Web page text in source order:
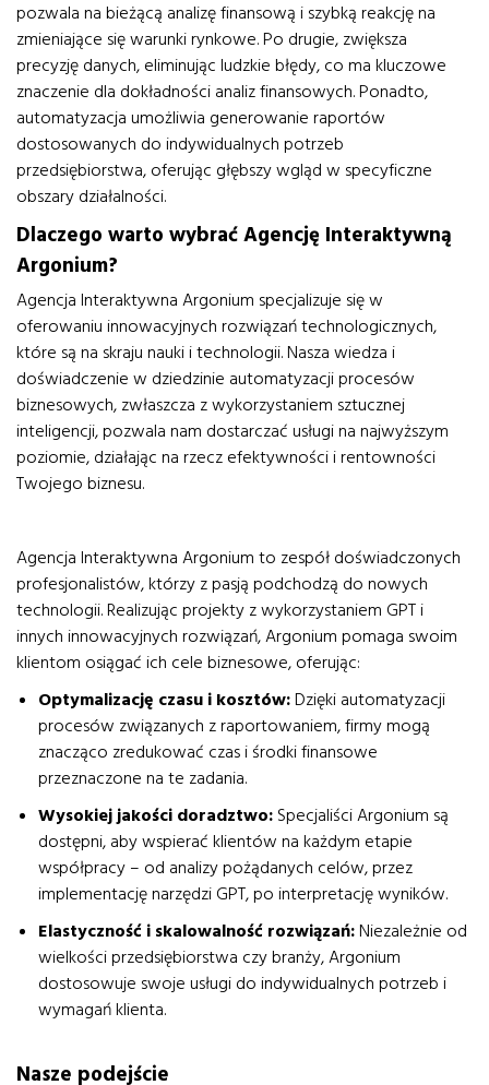
pozwala na bieżącą analizę finansową i szybką reakcję na
zmieniające się warunki rynkowe. Po drugie, zwiększa
precyzję danych, eliminując ludzkie błędy, co ma kluczowe
znaczenie dla dokładności analiz finansowych. Ponadto,
automatyzacja umożliwia generowanie raportów
dostosowanych do indywidualnych potrzeb
przedsiębiorstwa, oferując głębszy wgląd w specyficzne
obszary działalności.
Dlaczego warto wybrać Agencję Interaktywną
Argonium?
Agencja Interaktywna Argonium specjalizuje się w
oferowaniu innowacyjnych rozwiązań technologicznych,
które są na skraju nauki i technologii. Nasza wiedza i
doświadczenie w dziedzinie automatyzacji procesów
biznesowych, zwłaszcza z wykorzystaniem sztucznej
inteligencji, pozwala nam dostarczać usługi na najwyższym
poziomie, działając na rzecz efektywności i rentowności
Twojego biznesu.
Agencja Interaktywna Argonium to zespół doświadczonych
profesjonalistów, którzy z pasją podchodzą do nowych
technologii. Realizując projekty z wykorzystaniem GPT i
innych innowacyjnych rozwiązań, Argonium pomaga swoim
klientom osiągać ich cele biznesowe, oferując:
Optymalizację czasu i kosztów:Dzięki automatyzacji
procesów związanych z raportowaniem, firmy mogą
znacząco zredukować czas i środki finansowe
przeznaczone na te zadania.
Wysokiej jakości doradztwo: Specjaliści Argonium są
dostępni, aby wspierać klientów na każdym etapie
współpracy – od analizy pożądanych celów, przez
implementację narzędzi GPT, po interpretację wyników.
Elastyczność i skalowalność rozwiązań:Niezależnie od
wielkości przedsiębiorstwa czy branży, Argonium
dostosowuje swoje usługi do indywidualnych potrzeb i
wymagań klienta.
Nasze podejście